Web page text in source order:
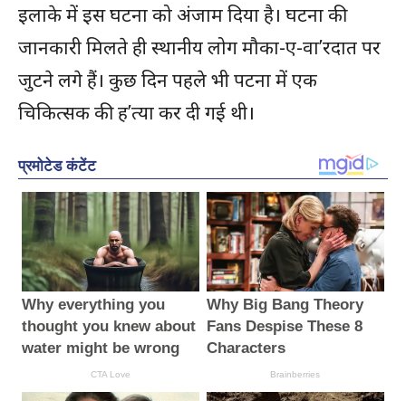
इलाके में इस घटना को अंजाम दिया है। घटना की
जानकारी मिलते ही स्थानीय लोग मौका-ए-वा’रदात पर
जुटने लगे हैं। कुछ दिन पहले भी पटना में एक
चिकित्सक की ह’त्या कर दी गई थी।